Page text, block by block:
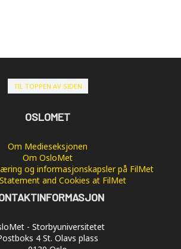
TIL TOPPEN AV SIDEN
OSLOMET
Om Medieseksjonen
Om OsloMet
og informasjonskapsler på FilMet
and Cookies at FilMet
- Storbyuniversitetet
4 St. Olavs plass